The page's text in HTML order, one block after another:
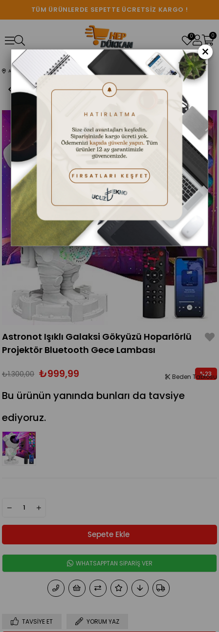
TÜM ÜRÜNLERDE SEPETTE ÜCRETSİZ KARGO !
0
0
Anasayfa SES SİSTEMLERİ
Astronot Işıklı Galaksi Gökyüzü Hoparlörlü Projektör Bluetooth Gece Lambası
Astronot Işıklı Galaksi Gökyüzü Hoparlörlü
Projektör Bluetooth Gece Lambası
₺1.300,00 ₺999,99 %23
Bu ürünün yanında bunları da tavsiye
ediyoruz.
Beden Tablosu
WHATSAPPTAN SİPARİŞ VER
TAVSIYE ET YORUM YAZ
×